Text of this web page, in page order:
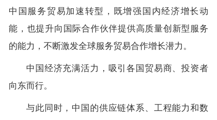
中国服务贸易加速转型，既增强国内经济增长动
能，也提升向国际合作伙伴提供高质量创新型服务
的能力，不断激发全球服务贸易合作增长潜力。
中国经济充满活力，吸引各国贸易商、投资者
向东而行。
与此同时，中国的供应链体系、工程能力和数